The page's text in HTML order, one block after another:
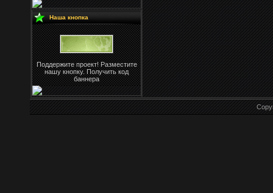
Наша кнопка
Поддержите проект! Разместите
нашу кнопку. Получить код
баннера